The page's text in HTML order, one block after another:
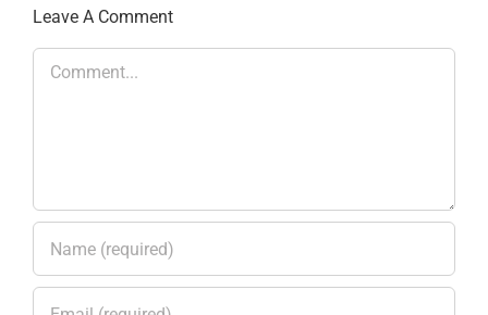
Leave A Comment
Comment